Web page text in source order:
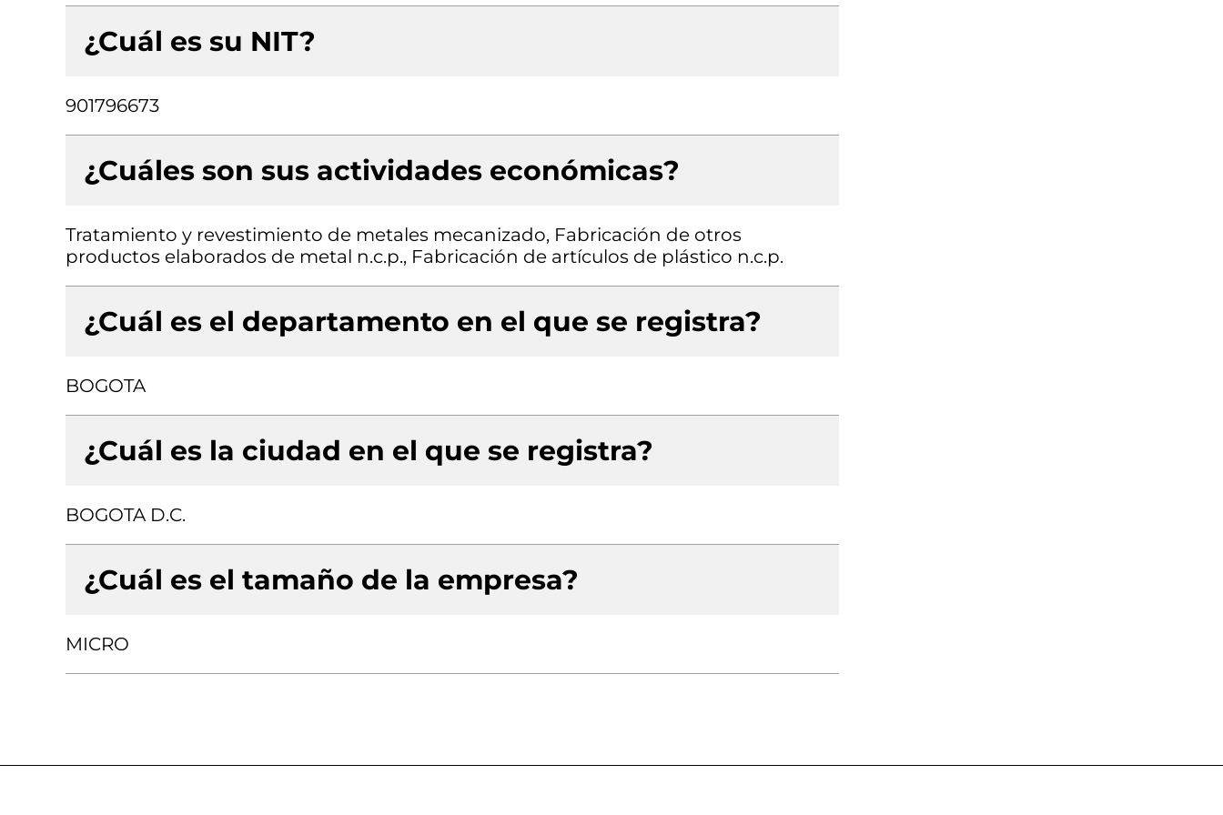
¿Cuál es su NIT?
901796673
¿Cuáles son sus actividades económicas?
Tratamiento y revestimiento de metales mecanizado, Fabricación de otros
productos elaborados de metal n.c.p., Fabricación de artículos de plástico n.c.p.
¿Cuál es el departamento en el que se registra?
BOGOTA
¿Cuál es la ciudad en el que se registra?
BOGOTA D.C.
¿Cuál es el tamaño de la empresa?
MICRO